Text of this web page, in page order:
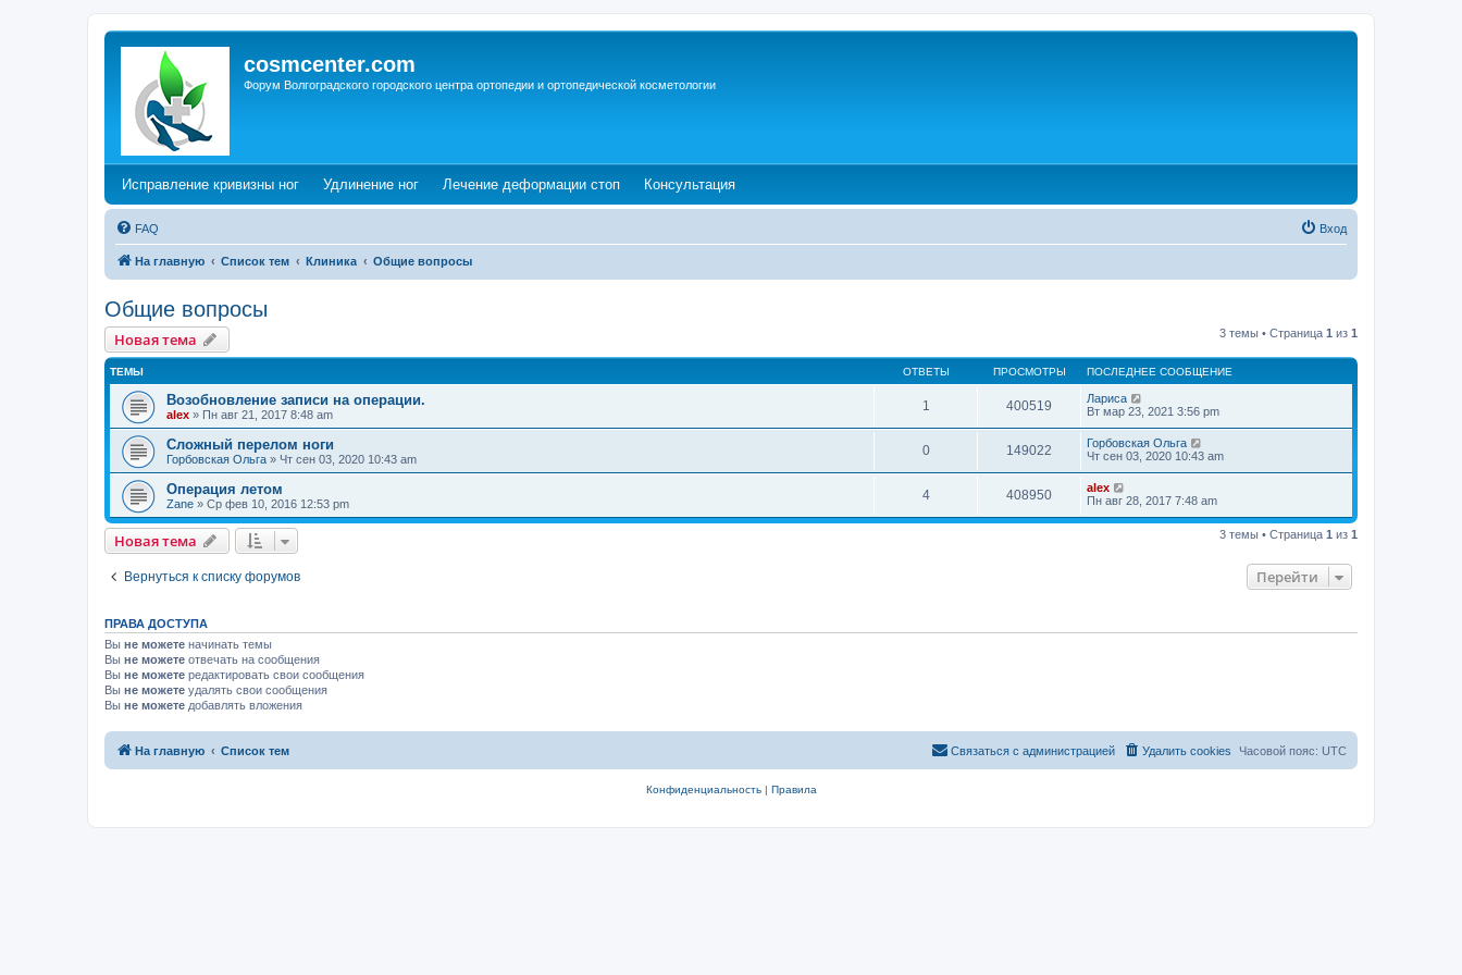
cosmcenter.com
Форум Волгоградского городского центра ортопедии и ортопедической косметологии
Исправление кривизны ног(Opens a new tab)
Удлинение ног(Opens a new tab)
Лечение деформации стоп(Opens a new tab)
Консультация(Opens a new tab)
FAQ Вход
На главную Список тем Клиника Общие вопросы
Общие вопросы
Новая тема 3 темы • Страница 1 из 1
ТЕМЫ ОТВЕТЫ ПРОСМОТРЫ ПОСЛЕДНЕЕ СООБЩЕНИЕ
Возобновление записи на операции.
alex » Пн авг 21, 2017 8:48 am
1 400519
Лариса
Вт мар 23, 2021 3:56 pm
Сложный перелом ноги
Горбовская Ольга » Чт сен 03, 2020 10:43 am
0 149022
Горбовская Ольга
Чт сен 03, 2020 10:43 am
Операция летом
Zane » Ср фев 10, 2016 12:53 pm
4 408950
alex
Пн авг 28, 2017 7:48 am
Новая тема 3 темы • Страница 1 из 1
Вернуться к списку форумов Перейти
ПРАВА ДОСТУПА
Вы не можете начинать темы
Вы не можете отвечать на сообщения
Вы не можете редактировать свои сообщения
Вы не можете удалять свои сообщения
Вы не можете добавлять вложения
На главную Список тем Часовой пояс: UTC
Удалить cookies
Связаться с администрацией
Конфиденциальность| Правила